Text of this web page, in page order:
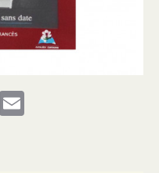
Email